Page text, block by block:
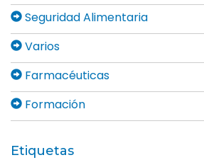
Seguridad Alimentaria
Varios
Farmacéuticas
Formación
Etiquetas